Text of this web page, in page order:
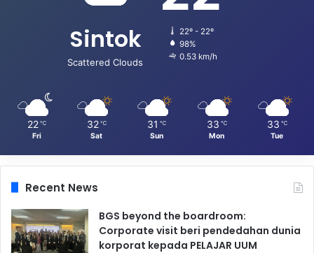
Sintok
Scattered Clouds
22º - 22º
98%
0.53 km/h
22 ℃
Fri
32 ℃
Sat
31 ℃
Sun
33 ℃
Mon
33 ℃
Tue
Recent News
BGS beyond the boardroom:
Corporate visit beri pendedahan dunia
korporat kepada PELAJAR UUM